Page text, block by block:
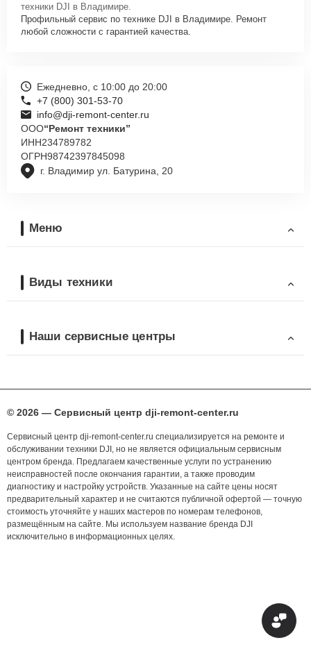
техники DJI в Владимире.
Профильный сервис по технике DJI в Владимире. Ремонт
любой сложности с гарантией качества.
г. Владимир ул. Батурина, 20
Ежедневно, с 10:00 до 20:00
+7 (800) 301-53-70
info@dji-remont-center.ru
ООО“Ремонт техники”
ИНН234789782
ОГРН98742397845098
Меню
Виды техники
Наши сервисные центры
© 2026 — Сервисный центр dji-remont-center.ru
Сервисный центр dji-remont-center.ru специализируется на ремонте и
обслуживании техники DJI, но не является официальным сервисным
центром бренда. Предлагаем качественные услуги по устранению
неисправностей после окончания гарантии, а также проводим
диагностику и настройку устройств. Указанные на сайте цены носят
предварительный характер и не считаются публичной офертой — точную
стоимость уточняйте у наших мастеров по номерам телефонов,
размещённым на сайте. Мы используем название бренда DJI
исключительно в информационных целях.